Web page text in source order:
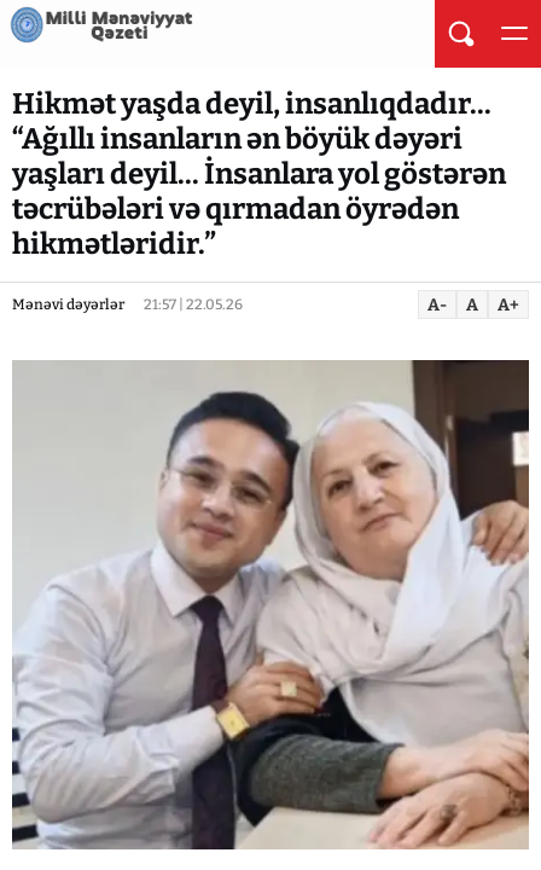
Hikmət yaşda deyil, insanlıqdadır...
“Ağıllı insanların ən böyük dəyəri
yaşları deyil... İnsanlara yol göstərən
təcrübələri və qırmadan öyrədən
hikmətləridir.”
Mənəvi dəyərlər 21:57 | 22.05.26 A- A A+